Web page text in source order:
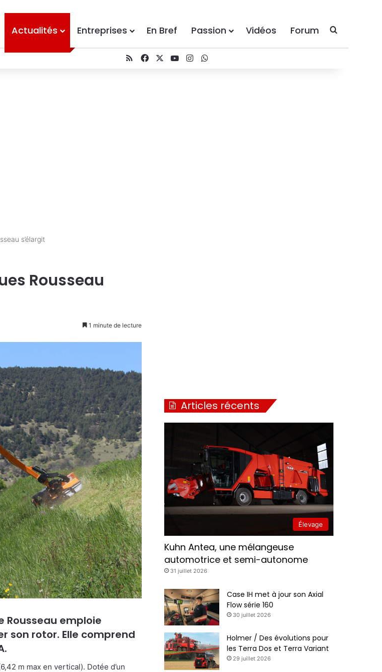
Actualités Entreprises En Bref Passion Vidéos Forum Recherche
RSSFacebookYouTubeInstagram
WhatsApp
s’élargit
Rousseau
1 minute de lecture
Rousseau emploie
son rotor. Elle comprend
m max en vertical). Dotée d’un
Articles récents
Élevage
Kuhn Antea, une mélangeuse
automotrice et semi-autonome
31 juillet 2026
Case IH met à jour son Axial
Flow série 160
30 juillet 2026
Holmer / Des évolutions pour
les Terra Dos et Terra Variant
29 juillet 2026